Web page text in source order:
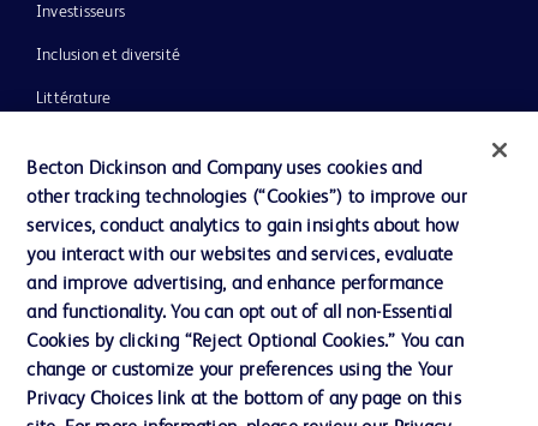
Investisseurs
Inclusion et diversité
Littérature
Notre entreprise
Éthique et conformité
Nous contacter
Préférences en matière de cookies
Becton Dickinson and Company uses cookies and
other tracking technologies (“Cookies”) to improve our
services, conduct analytics to gain insights about how
you interact with our websites and services, evaluate
and improve advertising, and enhance performance
and functionality. You can opt out of all non-Essential
Cookies by clicking “Reject Optional Cookies.” You can
change or customize your preferences using the Your
Privacy Choices link at the bottom of any page on this